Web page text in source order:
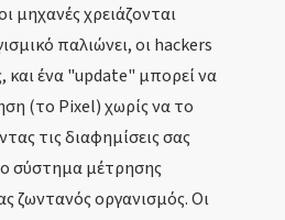
μηχανές χρειάζονται
παλιώνει, οι hackers
και ένα "update" μπορεί να
(το Pixel) χωρίς να το
τις διαφημίσεις σας
σύστημα μέτρησης
ζωντανός οργανισμός. Οι